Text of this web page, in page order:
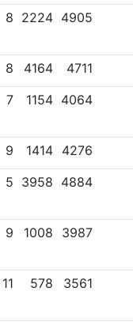
8 2224 4905
8 4164 4711
7 1154 4064
9 1414 4276
5 3958 4884
9 1008 3987
11 578 3561